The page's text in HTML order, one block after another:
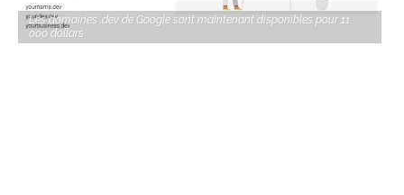
Les domaines .dev de Google sont maintenant disponibles pour 11
000 dollars